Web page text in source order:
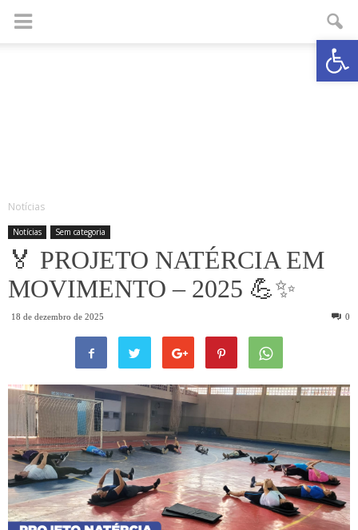
Abrir a
Notícias
Notícias Sem categoria
🏅 PROJETO NATÉRCIA EM
MOVIMENTO – 2025 💪✨
18 de dezembro de 2025 0